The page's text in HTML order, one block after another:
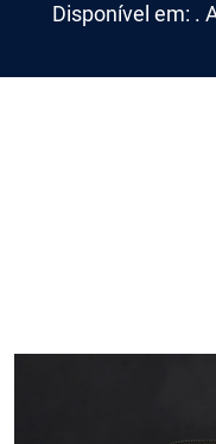
Disponível em: .
Imagem de capa